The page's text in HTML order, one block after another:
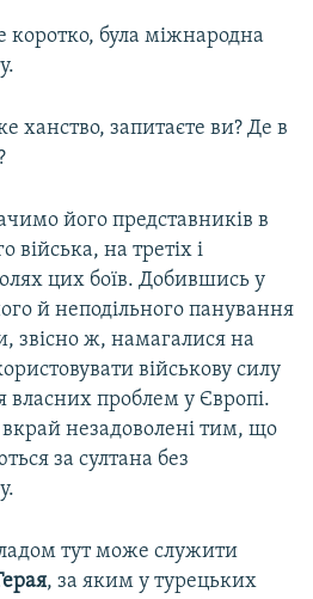
була міжнародна
ханство, запитаєте ви? Де в
його представників в
війська, на третіх і
цих боїв. Добившись у
й неподільного панування
звісно ж, намагалися на
військову силу
проблем у Європі.
незадоволені тим, що
за султана без
тут може служити
, за яким у турецьких